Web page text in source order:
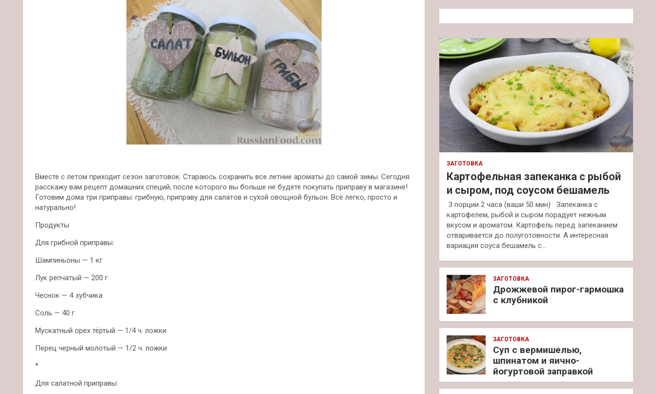
Вместе с летом приходит сезон заготовок. Стараюсь сохранить все летние ароматы до самой зимы. Сегодня
расскажу вам рецепт домашних специй, после которого вы больше не будете покупать приправу в магазине!
Готовим дома три приправы: грибную, приправу для салатов и сухой овощной бульон. Всё легко, просто и
натурально!
Продукты
Для грибной приправы:
Шампиньоны — 1 кг
Лук репчатый — 200 г
Чеснок — 4 зубчика
Соль — 40 г
Мускатный орех тёртый — 1/4 ч. ложки
Перец черный молотый — 1/2 ч. ложки
*
Для салатной приправы:
к
ЗАГОТОВКА
Картофельная запеканка с рыбой
и сыром, под соусом бешамель
3 порции 2 часа (ваши 50 мин) Запеканка с
картофелем, рыбой и сыром порадует нежным
вкусом и ароматом. Картофель перед запеканием
отваривается до полуготовности. А интересная
вариация соуса бешамель с…
ЗАГОТОВКА
Дрожжевой пирог-гармошка
с клубникой
ЗАГОТОВКА
Суп с вермишелью,
шпинатом и яично-
йогуртовой заправкой